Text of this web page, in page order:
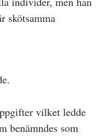
skötsamma
vilket ledde
benämndes som